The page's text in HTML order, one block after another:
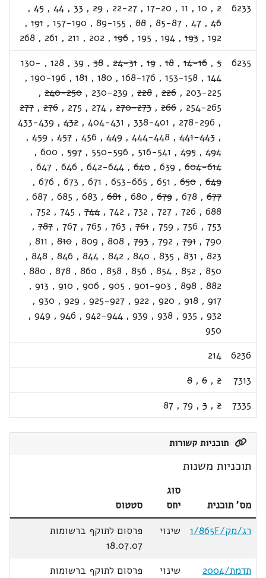
6233
2
,
10
,
11
,
17-20
,
22-27
,
29
,
33
,
44
,
45
,
46
,
47
,
85-87
,
88
,
89-155
,
157-190
,
191
,
192
,
193
,
194
,
195
,
196
,
202
,
211
,
261
,
268
6235
5
,
14-16
,
18
,
19
,
24-31
,
38
,
39
,
128
,
130-
144
,
153-158
,
168-176
,
180
,
181
,
190-196
,
203-225
,
226
,
228
,
230-239
,
240-250
,
254-265
,
266
,
270-273
,
274
,
275
,
276
,
277
,
278-296
,
338-401
,
404-431
,
432
,
433-439
,
441-443
,
444-448
,
449
,
456
,
457
,
459
,
494
,
495
,
516-541
,
550-596
,
597
,
600
,
604-614
,
639
,
640
,
642-644
,
646
,
647
,
649
,
650
,
651
,
653-665
,
671
,
673
,
676
,
677
,
678
,
679
,
680
,
681
,
683
,
685
,
687
,
688
,
726
,
727
,
732
,
742
,
744
,
745
,
752
,
753
,
756
,
759
,
761
,
763
,
765
,
767
,
787
,
790
,
791
,
792
,
793
,
808
,
809
,
810
,
811
,
823
,
831
,
835
,
840
,
842
,
844
,
846
,
848
,
850
,
852
,
854
,
856
,
858
,
860
,
878
,
880
,
882
,
898
,
901-903
,
905
,
906
,
910
,
913
,
917
,
918
,
920
,
922
,
925-927
,
929
,
930
,
932
,
935
,
938
,
939
,
942-944
,
946
,
949
,
950
6236
214
7313
2
,
6
,
8
7335
2
,
3
,
79
,
87
תוכניות קשורות
תוכניות משנות
מס' תוכנית
סוג
יחס
סטטוס
רג/מק/1/865F
שינוי
פרסום לתוקף ברשומות
18.07.07
תדמת/2004
שינוי
פרסום לתוקף ברשומות